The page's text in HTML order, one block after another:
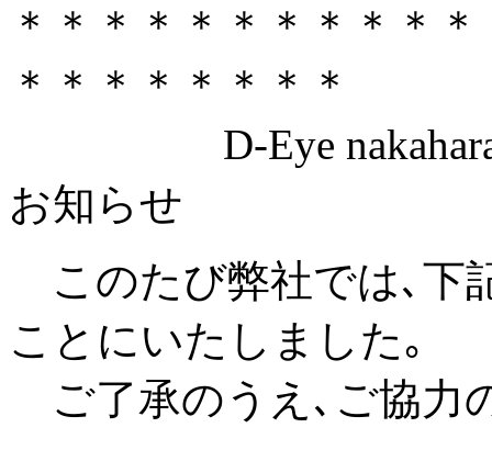
＊＊＊＊＊＊＊＊＊＊
＊＊＊＊＊＊＊＊
D-Eye nakahara
お知らせ
このたび弊社では､下
ことにいたしました｡
ご了承のうえ､ご協力